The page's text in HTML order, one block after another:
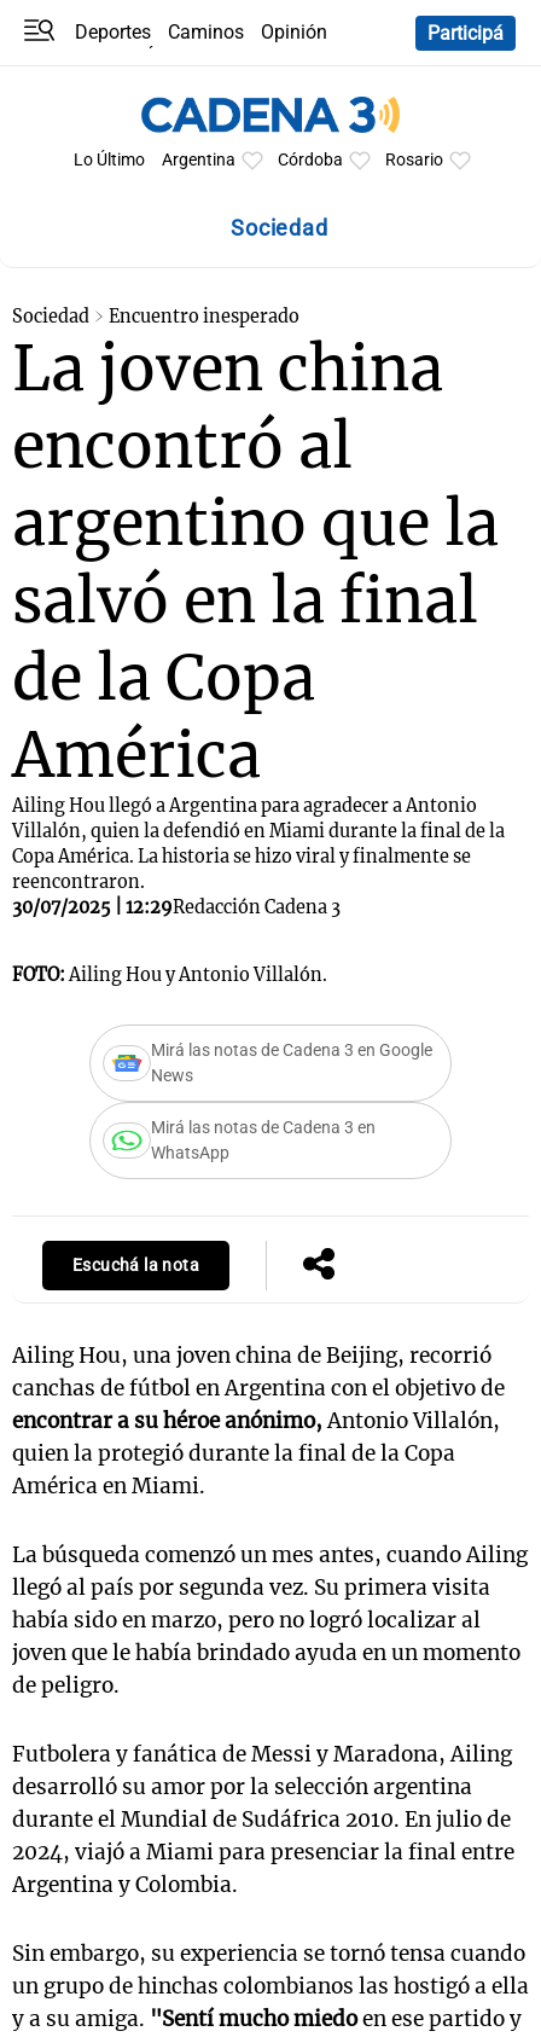
Deportes Caminos
Opinión
Participá
Lo Último Argentina Córdoba Rosario
Sociedad
Sociedad Encuentro inesperado
La joven china
encontró al
argentino que la
salvó en la final
de la Copa
América
Ailing Hou llegó a Argentina para agradecer a Antonio
Villalón, quien la defendió en Miami durante la final de la
Copa América. La historia se hizo viral y finalmente se
reencontraron.
30/07/2025 | 12:29Redacción Cadena 3
FOTO:Ailing Hou y Antonio Villalón.
Mirá las notas de Cadena 3 en Google
News
Mirá las notas de Cadena 3 en
WhatsApp
Escuchá la nota
Ailing Hou, una joven china de Beijing, recorrió
canchas de fútbol en Argentina con el objetivo de
encontrar a su héroe anónimo,Antonio Villalón,
quien la protegió durante la final de la Copa
América en Miami.
La búsqueda comenzó un mes antes, cuando Ailing
llegó al país por segunda vez. Su primera visita
había sido en marzo, pero no logró localizar al
joven que le había brindado ayuda en un momento
de peligro.
Futbolera y fanática de Messi y Maradona, Ailing
desarrolló su amor por la selección argentina
durante el Mundial de Sudáfrica 2010. En julio de
2024, viajó a Miami para presenciar la final entre
Argentina y Colombia.
Sin embargo, su experiencia se tornó tensa cuando
un grupo de hinchas colombianos las hostigó a ella
y a su amiga. "Sentí mucho miedoen ese partido y
Mundial 2026
Notas